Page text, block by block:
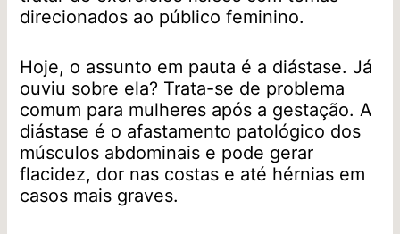
direcionados ao público feminino.
Hoje, o assunto em pauta é a diástase. Já
ouviu sobre ela? Trata-se de problema
comum para mulheres após a gestação. A
diástase é o afastamento patológico dos
músculos abdominais e pode gerar
flacidez, dor nas costas e até hérnias em
casos mais graves.